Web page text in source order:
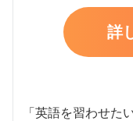
詳
「英語を習わせた